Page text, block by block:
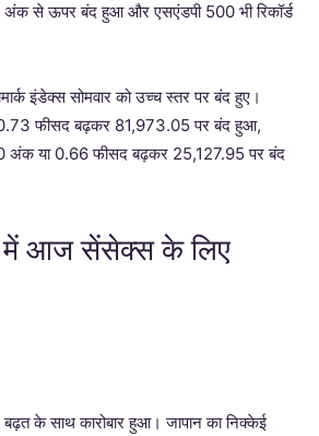
अंक से ऊपर बंद हुआ और एसएंडपी 500 भी रिकॉर्ड
इंडेक्स सोमवार को उच्च स्तर पर बंद हुए।
फीसद बढ़कर 81,973.05 पर बंद हुआ,
अंक या 0.66 फीसद बढ़कर 25,127.95 पर बंद
में आज सेंसेक्स के लिए
बढ़त के साथ कारोबार हुआ। जापान का निक्केई